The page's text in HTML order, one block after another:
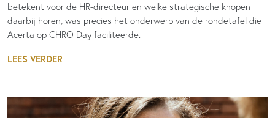
betekent voor de HR-directeur en welke strategische knopen
daarbij horen, was precies het onderwerp van de rondetafel die
Acerta op CHRO Day faciliteerde.
LEES VERDER